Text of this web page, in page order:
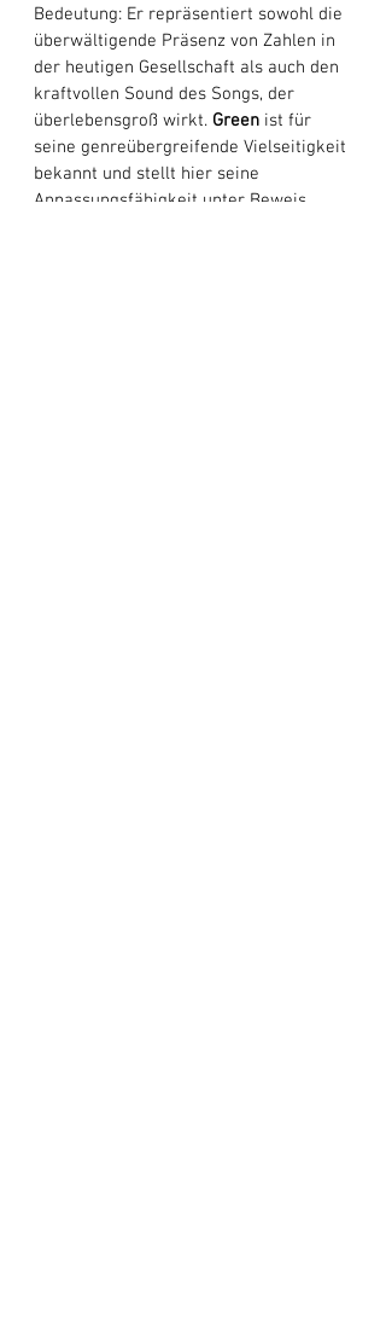
Bedeutung: Er repräsentiert sowohl die
überwältigende Präsenz von Zahlen in
der heutigen Gesellschaft als auch den
kraftvollen Sound des Songs, der
überlebensgroß wirkt. Green ist für
seine genreübergreifende Vielseitigkeit
bekannt und stellt hier seine
Anpassungsfähigkeit unter Beweis,